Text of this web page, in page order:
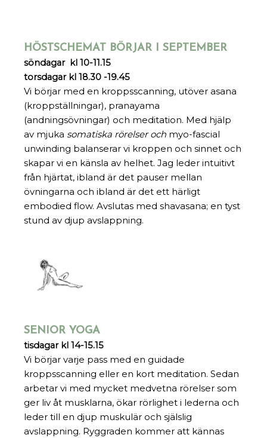
HÖSTSCHEMAT BÖRJAR I SEPTEMBER
söndagar kl 10-11.15
torsdagar kl 18.30 -19.45
Vi börjar med en kroppsscanning, utöver asana
(kroppställningar), pranayama
(andningsövningar) och meditation. Med hjälp
av mjuka somatiska rörelser och myo-fascial
unwinding balanserar vi kroppen och sinnet och
skapar vi en känsla av helhet. Jag leder intuitivt
från hjärtat, ibland är det pauser mellan
övningarna och ibland är det ett härligt
embodied flow. Avslutas med shavasana; en tyst
stund av djup avslappning.
SENIOR YOGA
tisdagar kl 14-15.15
Vi börjar varje pass med en guidade
kroppsscanning eller en kort meditation. Sedan
arbetar vi med mycket medvetna rörelser som
ger liv åt musklarna, ökar rörlighet i lederna och
leder till en djup muskulär och själslig
avslappning. Ryggraden kommer att kännas